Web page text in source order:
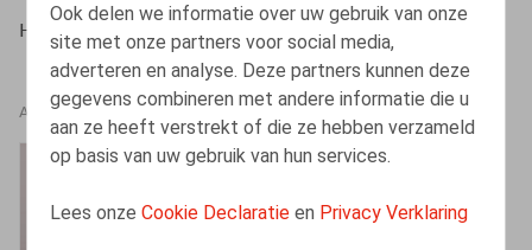
Ook delen we informatie over uw gebruik van onze
site met onze partners voor social media,
adverteren en analyse. Deze partners kunnen deze
gegevens combineren met andere informatie die u
aan ze heeft verstrekt of die ze hebben verzameld
op basis van uw gebruik van hun services.
Lees onzeCookie Declaratie en Privacy Verklaring
Heylen, B., ​Life & Benefits nr 5 2015, p. 1
AUTEURS
Barbara Heylen